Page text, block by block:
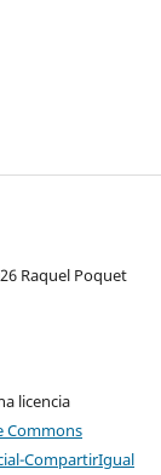
Raquel Poquet
licencia
Commons
CompartirIgual